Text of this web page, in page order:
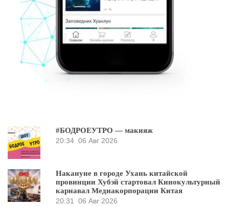
#БОДРОЕУТРО — макияж
20:34 06 Авг 2026
Накануне в городе Ухань китайской
провинции Хубэй стартовал Кинокультурный
карнавал Медиакорпорации Китая
20:31
06 Авг 2026